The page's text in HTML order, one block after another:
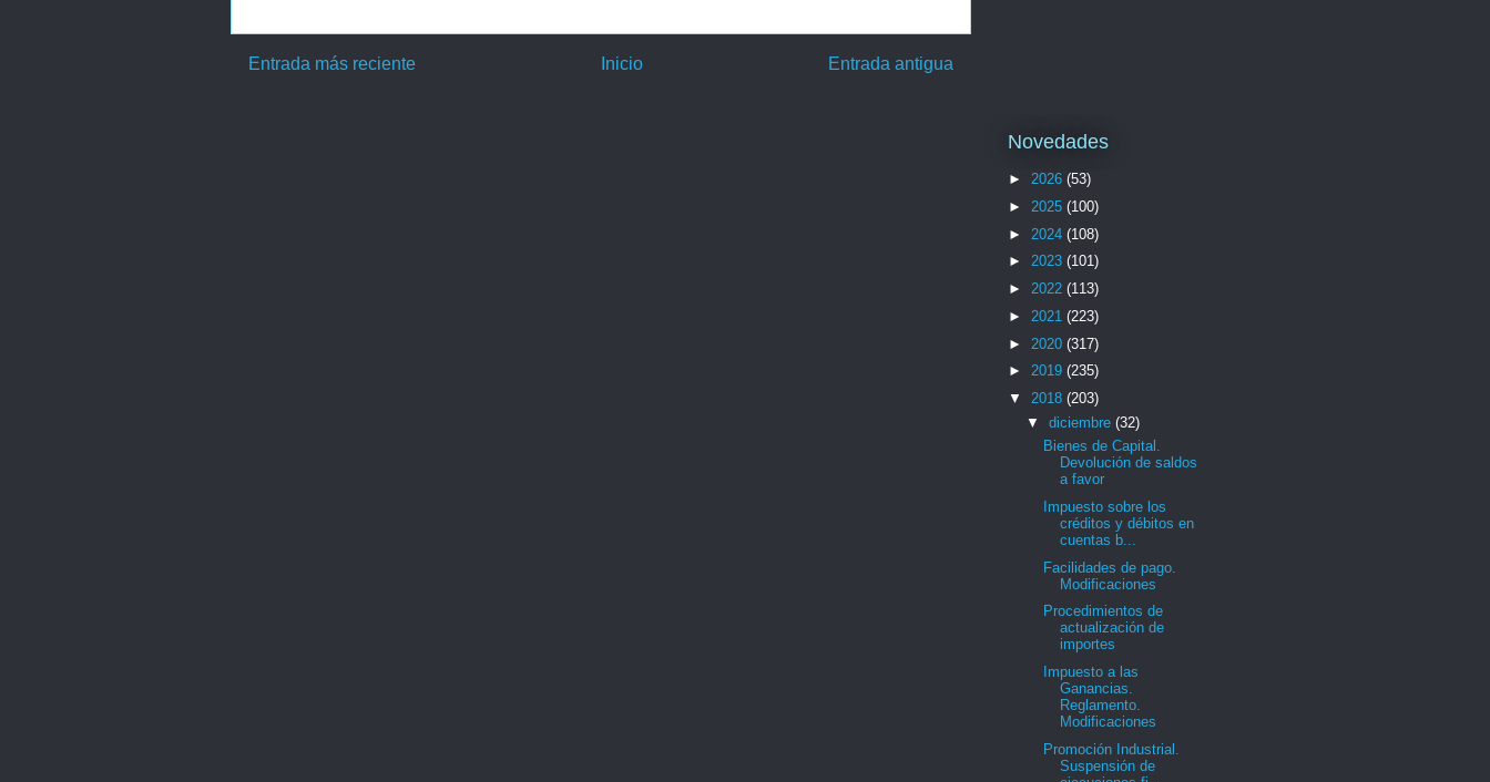
Entrada más reciente Entrada antigua
Inicio
Novedades
► 2026 (53)
► 2025 (100)
► 2024 (108)
► 2023 (101)
► 2022 (113)
► 2021 (223)
► 2020 (317)
► 2019 (235)
▼ 2018 (203)
▼ diciembre (32)
Bienes de Capital.
Devolución de saldos
a favor
Impuesto sobre los
créditos y débitos en
cuentas b...
Facilidades de pago.
Modificaciones
Procedimientos de
actualización de
importes
Impuesto a las
Ganancias.
Reglamento.
Modificaciones
Promoción Industrial.
Suspensión de